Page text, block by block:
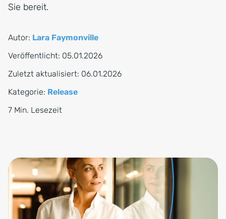
Sie bereit.
Autor: Lara Faymonville
Veröffentlicht: 05.01.2026
Zuletzt aktualisiert: 06.01.2026
Kategorie: Release
7 Min. Lesezeit